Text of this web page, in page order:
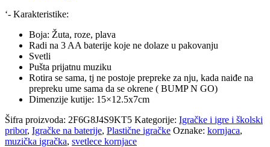
‘- Karakteristike:
Boja: Žuta, roze, plava
Radi na 3 AA baterije koje ne dolaze u pakovanju
Svetli
Pušta prijatnu muziku
Rotira se sama, tj ne postoje prepreke za nju, kada naiđe na
prepreku ume sama da se okrene ( BUMP N GO)
Dimenzije kutije: 15×12.5x7cm
Šifra proizvoda: 2F6G8J4S9KT5 Kategorije: Igračke i igre i školski
pribor, Igračke na baterije, Plastične igračke Oznake: kornjaca,
muzička igračka, svetlece kornjace